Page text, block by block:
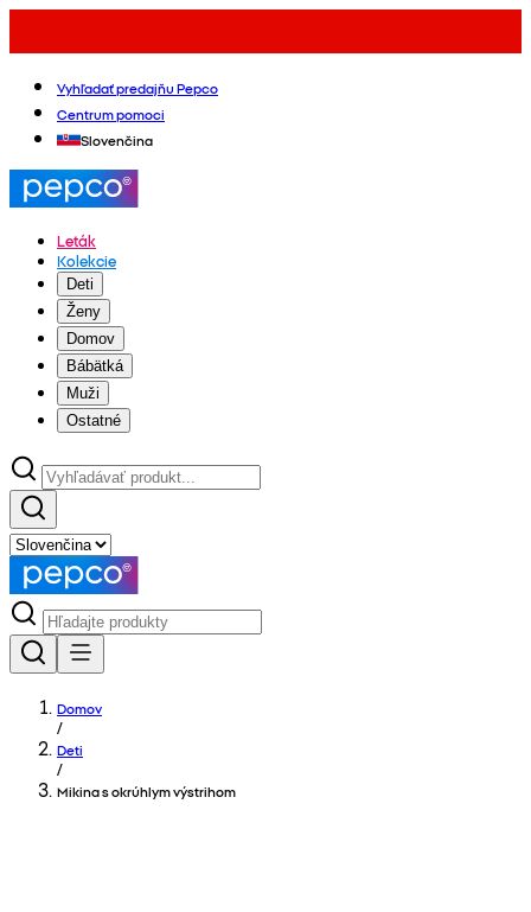
Vyhľadať predajňu Pepco
Centrum pomoci
Slovenčina
Leták
Kolekcie
Deti
Ženy
Domov
Bábätká
Muži
Ostatné
Domov
/
Deti
/
Mikina s okrúhlym výstrihom